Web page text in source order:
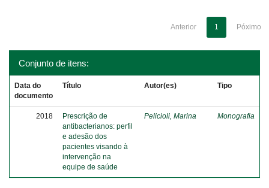
Anterior 1 Póximo
Conjunto de itens:
Data do
documento
Título Autor(es) Tipo
2018
Prescrição de
antibacterianos: perfil
e adesão dos
pacientes visando à
intervenção na
equipe de saúde
Pelicioli, Marina Monografia